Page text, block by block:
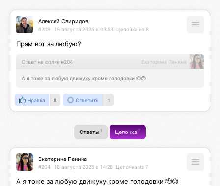
Алексей Свиридов
#209 19 августа 2025 в 03:53 Цепочка из 8
Прям вот за любую?
Ответ на солик #204 Екатерина Панина
А я тоже за любую движуху кроме голодовки 🫡🙃
Нравка 8 Ответить 1
Ответы 1 Цепочка7
Екатерина Панина
#204 18 августа 2025 в 14:28 Цепочка из 7
А я тоже за любую движуху кроме голодовки 🫡🙃